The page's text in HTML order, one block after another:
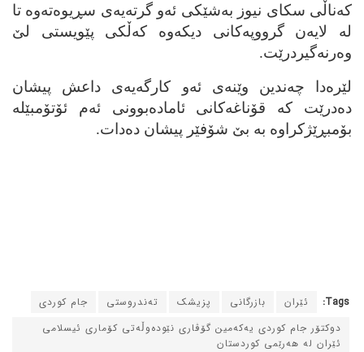
که‌ناڵی سکای نیوز به‌شێکی ئه‌و گرته‌یه‌ی سڕیوه‌ته‌وه‌ تا
له‌ لایه‌ن گرووپه‌کانی دیکه‌وه‌ که‌ڵکی پێویستی لێ
وه‌رنه‌گیردرێت.
لێره‌دا چه‌ندین وێنه‌ی ئه‌و کارگه‌یه‌ی داعش پیشان
ده‌درێت که‌ قۆناغه‌کانی ئاماده‌بوونی ئه‌م ئۆتۆمبێله‌
بۆمبڕێژکراوه‌ به‌ بێ شۆفێر پیشان ده‌دات.
Tags: ئێران بازرگانی پزیشک ته‌ندروستی
جام کوردی
دوکتۆر جام کوردی یه‌که‌مین گۆڤاری نێوده‌وڵه‌تی کۆماری ئیسلامی
ئێران له‌ هه‌رێمی کوردستان